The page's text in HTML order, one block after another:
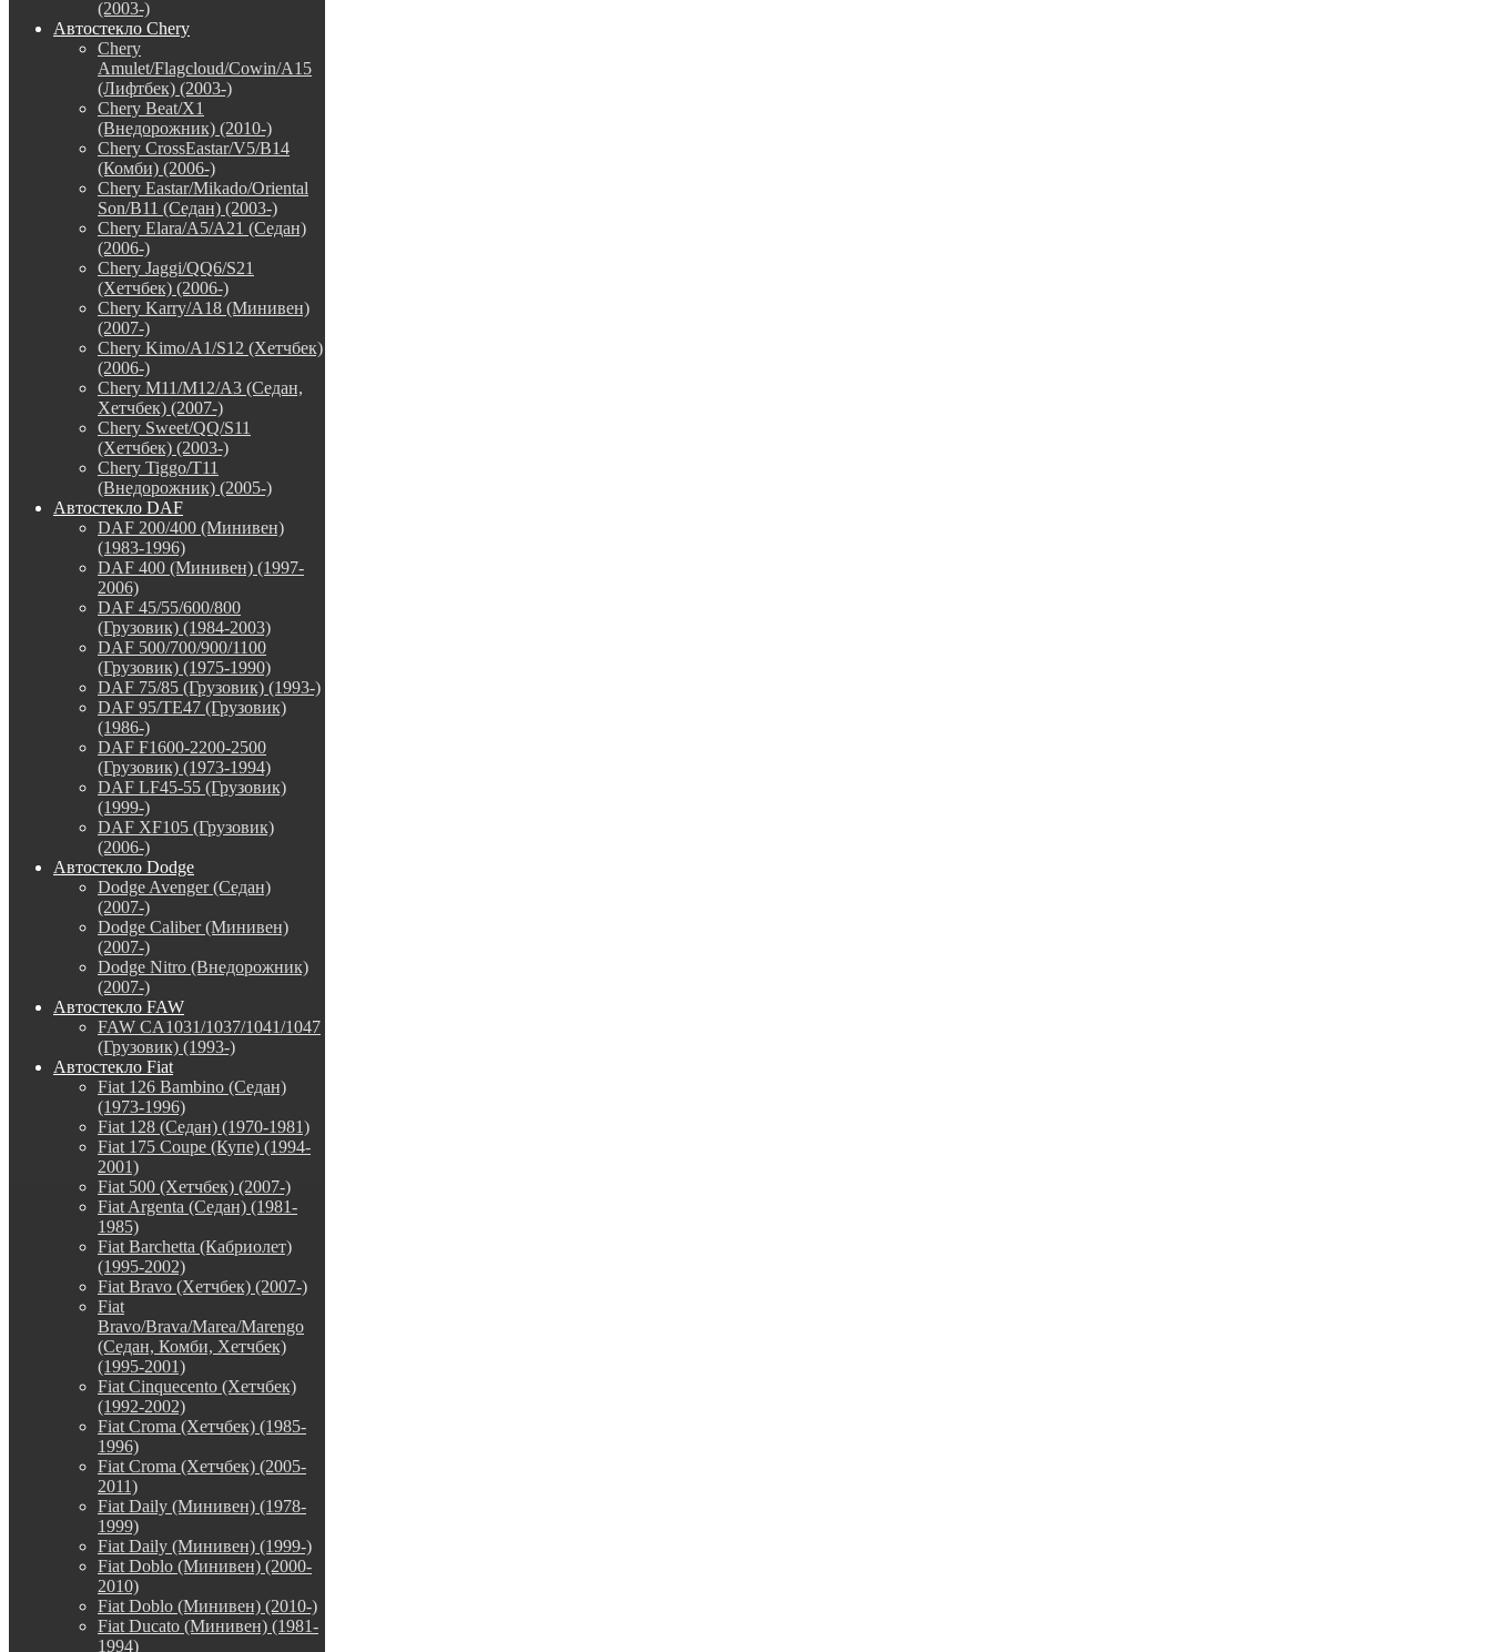
(2003-)
Автостекло Chery
Chery
Amulet/Flagcloud/Cowin/A15
(Лифтбек) (2003-)
Chery Beat/X1
(Внедорожник) (2010-)
Chery CrossEastar/V5/B14
(Комби) (2006-)
Chery Eastar/Mikado/Oriental
Son/B11 (Седан) (2003-)
Chery Elara/A5/A21 (Седан)
(2006-)
Chery Jaggi/QQ6/S21
(Хетчбек) (2006-)
Chery Karry/A18 (Минивен)
(2007-)
Chery Kimo/A1/S12 (Хетчбек)
(2006-)
Chery M11/M12/A3 (Седан,
Хетчбек) (2007-)
Chery Sweet/QQ/S11
(Хетчбек) (2003-)
Chery Tiggo/T11
(Внедорожник) (2005-)
Автостекло DAF
DAF 200/400 (Минивен)
(1983-1996)
DAF 400 (Минивен) (1997-
2006)
DAF 45/55/600/800
(Грузовик) (1984-2003)
DAF 500/700/900/1100
(Грузовик) (1975-1990)
DAF 75/85 (Грузовик) (1993-)
DAF 95/TE47 (Грузовик)
(1986-)
DAF F1600-2200-2500
(Грузовик) (1973-1994)
DAF LF45-55 (Грузовик)
(1999-)
DAF XF105 (Грузовик)
(2006-)
Автостекло Dodge
Dodge Avenger (Седан)
(2007-)
Dodge Caliber (Минивен)
(2007-)
Dodge Nitro (Внедорожник)
(2007-)
Автостекло FAW
FAW CA1031/1037/1041/1047
(Грузовик) (1993-)
Автостекло Fiat
Fiat 126 Bambino (Седан)
(1973-1996)
Fiat 128 (Седан) (1970-1981)
Fiat 175 Coupe (Купе) (1994-
2001)
Fiat 500 (Хетчбек) (2007-)
Fiat Argenta (Седан) (1981-
1985)
Fiat Barchetta (Кабриолет)
(1995-2002)
Fiat Bravo (Хетчбек) (2007-)
Fiat
Bravo/Brava/Marea/Marengo
(Седан, Комби, Хетчбек)
(1995-2001)
Fiat Cinquecento (Хетчбек)
(1992-2002)
Fiat Croma (Хетчбек) (1985-
1996)
Fiat Croma (Хетчбек) (2005-
2011)
Fiat Daily (Минивен) (1978-
1999)
Fiat Daily (Минивен) (1999-)
Fiat Doblo (Минивен) (2000-
2010)
Fiat Doblo (Минивен) (2010-)
Fiat Ducato (Минивен) (1981-
1994)